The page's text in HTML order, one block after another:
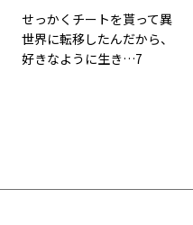
せっかくチートを貰って異
世界に転移したんだから、
好きなように生き…7